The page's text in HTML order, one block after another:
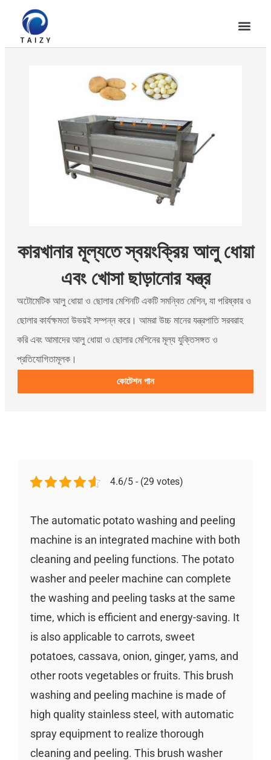
কারখানার মূল্যতে স্বয়ংক্রিয় আলু ধোয়া
এবং খোসা ছাড়ানোর যন্ত্র
অটোমেটিক আলু ধোয়া ও ছোলার মেশিনটি একটি সমন্বিত মেশিন, যা পরিষ্কার ও
ছোলার কার্যক্ষমতা উভয়ই সম্পন্ন করে। আমরা উচ্চ মানের যন্ত্রপাতি সরবরাহ
করি এবং আমাদের আলু ধোয়া ও ছোলার মেশিনের মূল্য যুক্তিসঙ্গত ও
প্রতিযোগিতামূলক।
কোটেশন পান
4.6/5 - (29 votes)
The automatic potato washing and peeling
machine is an integrated machine with both
cleaning and peeling functions. The potato
washer and peeler machine can complete
the washing and peeling tasks at the same
time, which is efficient and energy-saving. It
is also applicable to carrots, sweet
potatoes, cassava, onion, ginger, yams, and
other roots vegetables or fruits. This brush
washing and peeling machine is made of
high quality stainless steel, with automatic
spray equipment to realize thorough
cleaning and peeling. This brush washer